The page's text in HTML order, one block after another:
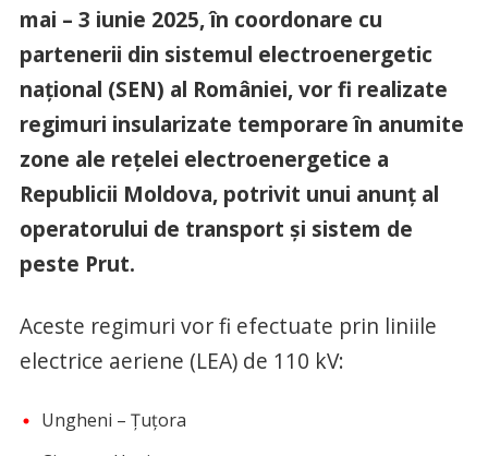
mai – 3 iunie 2025, în coordonare cu
partenerii din sistemul electroenergetic
național (SEN) al României, vor fi realizate
regimuri insularizate temporare în anumite
zone ale rețelei electroenergetice a
Republicii Moldova, potrivit unui anunț al
operatorului de transport și sistem de
peste Prut.
Aceste regimuri vor fi efectuate prin liniile
electrice aeriene (LEA) de 110 kV:
Ungheni – Țuțora